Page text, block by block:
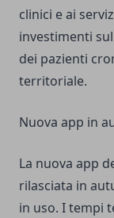
clinici e ai
investimenti
dei pazienti
territoriale.
Nuova app in
La nuova app
rilasciata in
in uso. I tempi